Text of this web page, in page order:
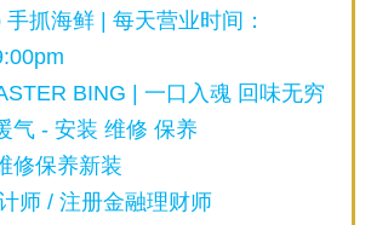
手抓海鲜 | 每天营业时间：
BING | 一口入魂 回味无穷
气 - 安装 维修 保养
修保养新装
师 / 注册金融理财师